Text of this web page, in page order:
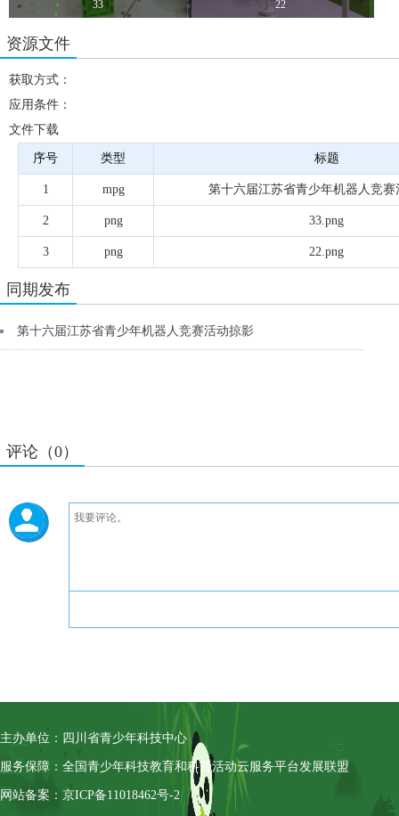
33 22
资源文件
获取方式：
应用条件：
文件下载
序号 类型 标题
1 mpg 第十六届江苏省青少年机器人竞赛
2 png 33.png
3 png 22.png
同期发布
第十六届江苏省青少年机器人竞赛活动掠影
评论（0）
主办单位：四川省青少年科技中心
服务保障：全国青少年科技教育和科普活动云服务平台发展联盟
网站备案：京ICP备11018462号-2